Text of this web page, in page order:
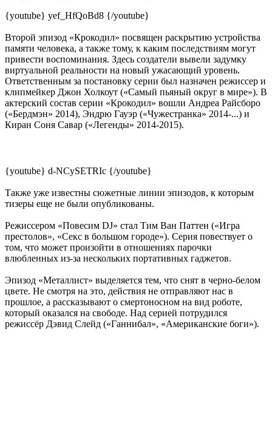
{youtube} yef_HfQoBd8 {/youtube}
Второй эпизод «Крокодил» посвящен раскрытию устройства
памяти человека, а также тому, к каким последствиям могут
привести воспоминания. Здесь создатели вывели задумку
виртуальной реальности на новый ужасающий уровень.
Ответственным за постановку серии был назначен режиссер и
клипмейкер Джон Холкоут («Самый пьяный округ в мире»). В
актерский состав серии «Крокодил» вошли Андреа Райсборо
(«Бердмэн» 2014), Эндрю Гауэр («Чужестранка» 2014-...) и
Киран Соня Савар («Легенды» 2014-2015).
{youtube} d-NCySETRIc {/youtube}
Также уже известны сюжетные линии эпизодов, к которым
тизеры еще не были опубликованы.
Режиссером «Повесим DJ» стал Тим Ван Паттен («Игра
престолов», «Секс в большом городе»). Серия повествует о
том, что может произойти в отношениях парочки
влюбленных из-за нескольких портативных гаджетов.
Эпизод «Металлист» выделяется тем, что снят в черно-белом
цвете. Не смотря на это, действия не отправляют нас в
прошлое, а рассказывают о смертоносном на вид роботе,
который оказался на свободе. Над серией потрудился
режиссёр Дэвид Слейд («Ганнибал», «Американские боги»).